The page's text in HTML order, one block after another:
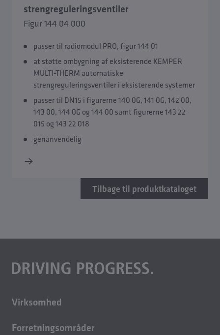
strengreguleringsventiler
Figur 144 04 000
passer til radiomodul PRO, figur 144 01
at støtte ombygning af eksisterende KEMPER
MULTI-THERM automatiske
strengreguleringsventiler i eksisterende systemer
passer til DN15 i figurerne 140 0G, 141 0G, 142 00,
143 00, 144 0G og 144 00 samt figurerne 143 22
015 og 143 22 018
genanvendelig
Tilbage til produktkataloget
Virksomhed
Forretningsområder